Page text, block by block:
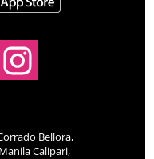
Bellora,
Calipari,